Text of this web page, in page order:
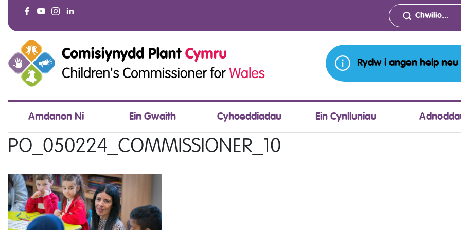
Rydw i angen help
Amdanon Ni Ein Gwaith Cyhoeddiadau Ein Cynlluniau
PO_050224_COMMISSIONER_10